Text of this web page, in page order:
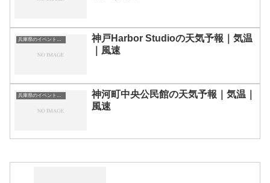
神戸Harbor Studioの天気予報｜気温
｜風速
神河町中央公民館の天気予報｜気温｜
風速